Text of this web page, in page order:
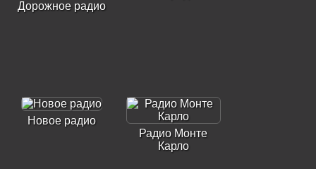
Дорожное радио
Новое радио
Радио Монте
Карло